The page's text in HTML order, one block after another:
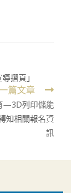
摺頁」
篇文章
—3D列印儲能
知相關報名資
訊